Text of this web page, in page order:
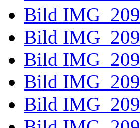
Bild
Bild
Bild
Bild
Bild